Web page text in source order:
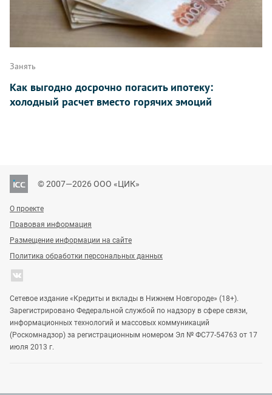
Занять
Как выгодно досрочно погасить ипотеку:
холодный расчет вместо горячих эмоций
© 2007—2026 ООО «ЦИК»
О проекте
Правовая информация
Размещение информации на сайте
Политика обработки персональных данных
Сетевое издание «Кредиты и вклады в Нижнем Новгороде» (18+).
Зарегистрировано Федеральной службой по надзору в сфере связи,
информационных технологий и массовых коммуникаций
(Роскомнадзор) за регистрационным номером Эл № ФС77-54763 от 17
июля 2013 г.